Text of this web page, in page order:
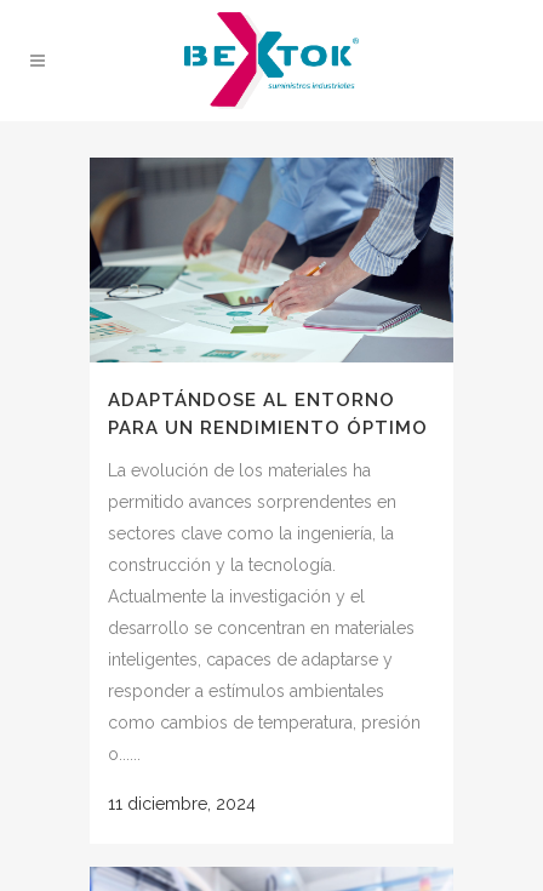
ADAPTÁNDOSE AL ENTORNO
PARA UN RENDIMIENTO ÓPTIMO
La evolución de los materiales ha
permitido avances sorprendentes en
sectores clave como la ingeniería, la
construcción y la tecnología.
Actualmente la investigación y el
desarrollo se concentran en materiales
inteligentes, capaces de adaptarse y
responder a estímulos ambientales
como cambios de temperatura, presión
o......
11 diciembre, 2024